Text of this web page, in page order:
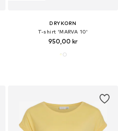
DRYKORN
T-shirt 'MARVA 10'
950,00 kr